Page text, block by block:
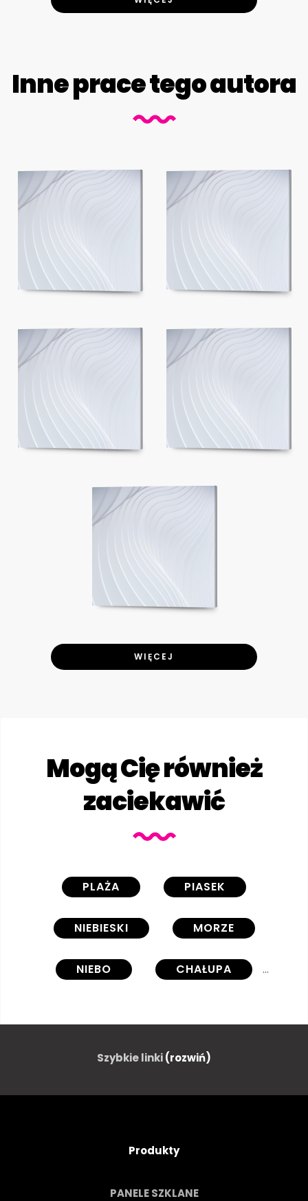
Inne prace tego autora
WIĘCEJ
Mogą Cię również
zaciekawić
PLAŻA PIASEK
NIEBIESKI MORZE
NIEBO CHAŁUPA
WAKACJE PODRÓŻ
KOLOROWY CHAŁUPA
Szybkie linki(rozwiń)
Produkty
PANELE SZKLANE